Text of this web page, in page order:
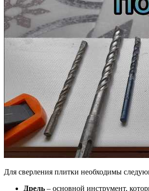
Для сверления плитки необходимы
Дрель – основной инструмент,